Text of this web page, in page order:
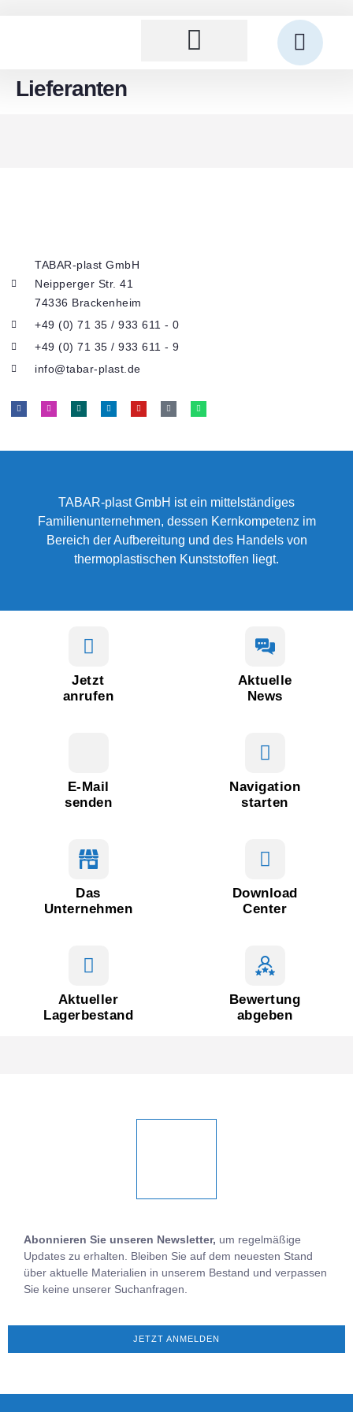
Lieferanten
TABAR-plast GmbH
Neipperger Str. 41
74336 Brackenheim
+49 (0) 71 35 / 933 611 - 0
+49 (0) 71 35 / 933 611 - 9
info@tabar-plast.de
TABAR-plast GmbH ist ein mittelständiges
Familienunternehmen, dessen Kernkompetenz im
Bereich der Aufbereitung und des Handels von
thermoplastischen Kunststoffen liegt.
Jetzt
anrufen
E-Mail
senden
Aktuelle
News
Navigation
starten
Das
Unternehmen
Aktueller
Lagerbestand
Download
Center
Bewertung
abgeben
Abonnieren Sie unseren Newsletter, um regelmäßige
Updates zu erhalten. Bleiben Sie auf dem neuesten Stand
über aktuelle Materialien in unserem Bestand und verpassen
Sie keine unserer Suchanfragen.
JETZT ANMELDEN